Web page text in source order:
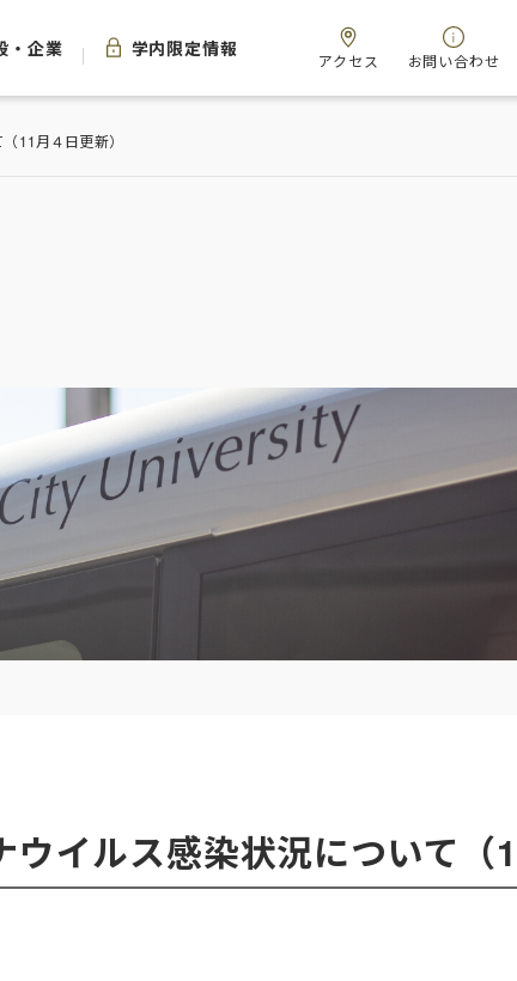
・企業 学内限定情報
アクセス お問い合わせ
11月４日更新）
イルス感染状況について（